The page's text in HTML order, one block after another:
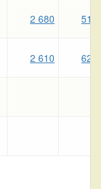
2 680 510
2 610 620